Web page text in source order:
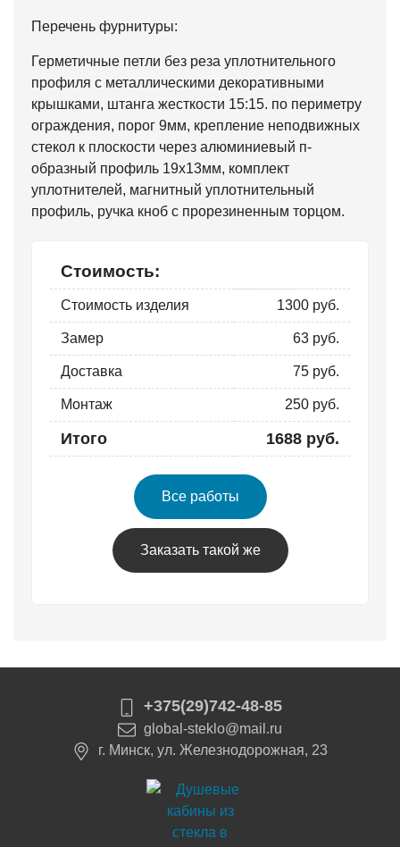
Перечень фурнитуры:
Герметичные петли без реза уплотнительного
профиля с металлическими декоративными
крышками, штанга жесткости 15:15. по периметру
ограждения, порог 9мм, крепление неподвижных
стекол к плоскости через алюминиевый п-
образный профиль 19х13мм, комплект
уплотнителей, магнитный уплотнительный
профиль, ручка кноб с прорезиненным торцом.
Стоимость:
Стоимость изделия 1300 руб.
Замер 63 руб.
Доставка 75 руб.
Монтаж 250 руб.
Итого 1688 руб.
Все работы
Заказать такой же
+375(29)742-48-85
global-steklo@mail.ru
г. Минск, ул. Железнодорожная, 23